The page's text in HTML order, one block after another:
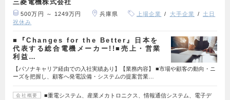
三菱電機株式会社
500万円 ～ 1249万円 兵庫県 上場企業 大手企業
土日
祝休み
■『Changes for the Better』日本を
代表する総合電機メーカー!!■売上・営業
利益…
【パソナキャリア経由での入社実績あり】【業務内容】 ■市場や顧客の動向・ニ
ーズを把握し、顧客へ発電設備・システムの提案営業…
会社概要
■重電システム、産業メカトロニクス、情報通信システム、電子デ